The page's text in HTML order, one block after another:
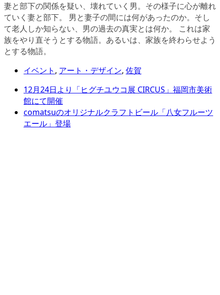
妻と部下の関係を疑い、壊れていく男。その様子に心が離れ
ていく妻と部下。 男と妻子の間には何があったのか。そし
て老人しか知らない、男の過去の真実とは何か。 これは家
族をやり直そうとする物語。あるいは、家族を終わらせよう
とする物語。
イベント , アート・デザイン, 佐賀
12月24日より「ヒグチユウコ展 CIRCUS」福岡市美術
館にて開催
comatsuのオリジナルクラフトビール「八女フルーツ
エール」登場